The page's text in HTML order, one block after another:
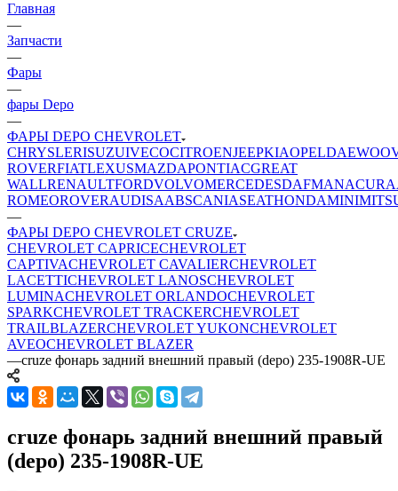
Главная
—
Запчасти
—
Фары
—
фары Depo
—
ФАРЫ DEPO CHEVROLET
CHRYSLERISUZUIVECOCITROENJEEPKIAOPELDAEWOO
ROVERFIATLEXUSMAZDAPONTIACGREAT
WALLRENAULTFORDVOLVOMERCEDESDAFMANACURA
ROMEOROVERAUDISAABSCANIASEATHONDAMINI
—
ФАРЫ DEPO CHEVROLET CRUZE
CHEVROLET CAPRICECHEVROLET
CAPTIVACHEVROLET CAVALIERCHEVROLET
LACETTICHEVROLET LANOSCHEVROLET
LUMINACHEVROLET ORLANDOCHEVROLET
SPARKCHEVROLET TRACKERCHEVROLET
TRAILBLAZERCHEVROLET YUKONCHEVROLET
AVEOCHEVROLET BLAZER
—cruze фонарь задний внешний правый (depo) 235-1908R-UE
cruze фонарь задний внешний правый
(depo) 235-1908R-UE